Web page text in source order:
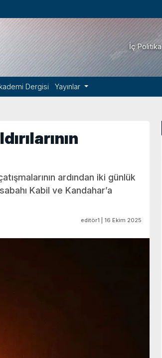
İç Politika
Dergisi Yayınlar
ardından iki günlük
Kabil ve Kandahar’a
editör1 | 16 Ekim 2025